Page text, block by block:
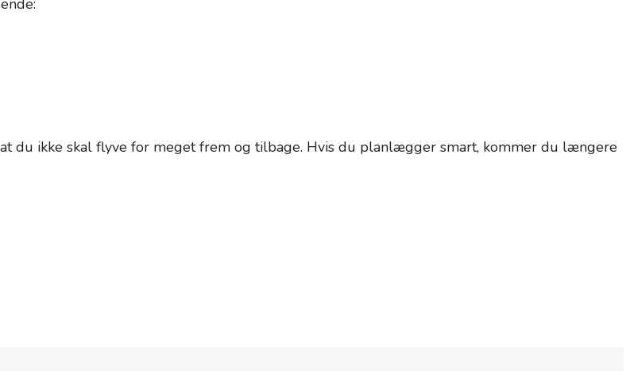
du ikke skal flyve for meget frem og tilbage. Hvis du planlægger smart, kommer du længere